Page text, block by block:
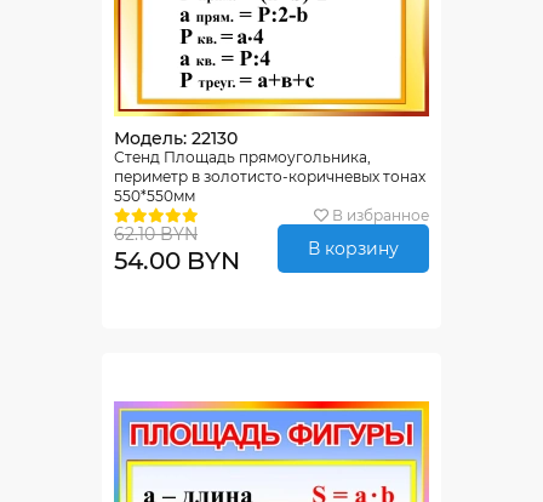
Модель: 22130
Стенд Площадь прямоугольника,
периметр в золотисто-коричневых тонах
550*550мм
В избранное
62.10 BYN
54.00 BYN В корзину